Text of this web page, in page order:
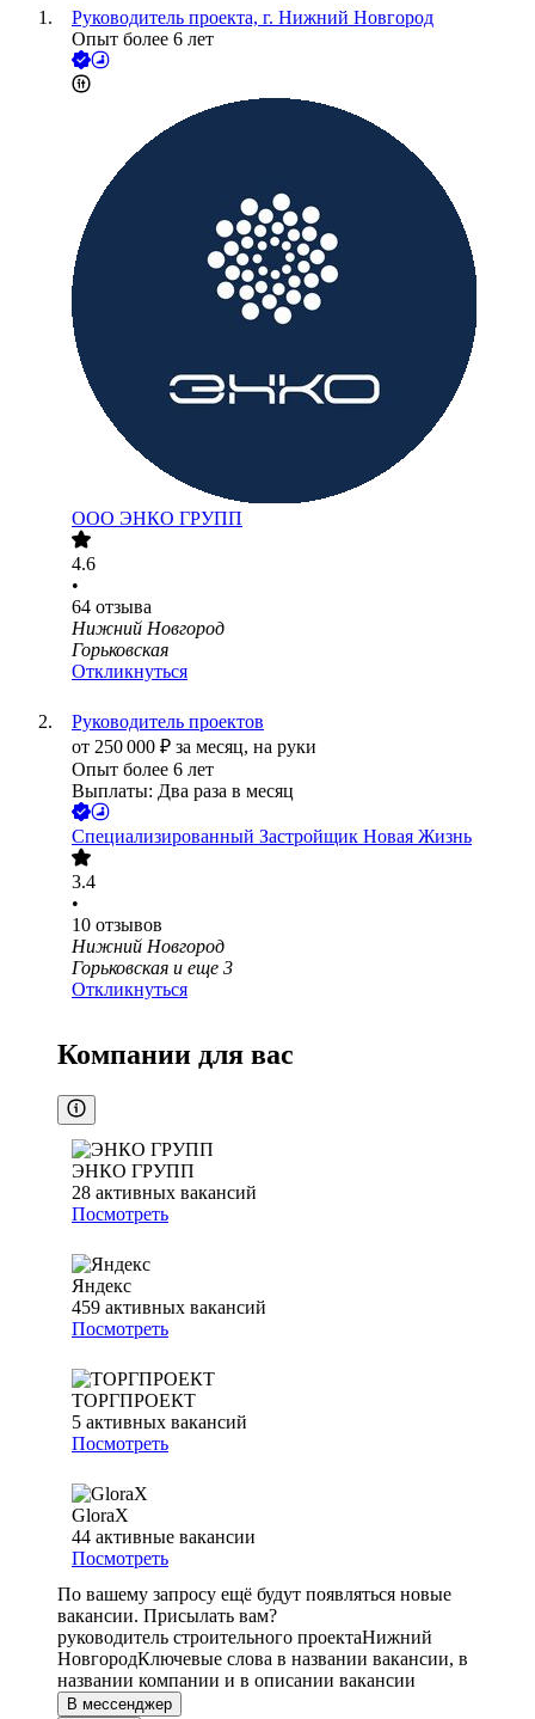
Руководитель проекта, г. Нижний Новгород
Опыт более 6 лет
ООО ЭНКО ГРУПП
4.6
•
64 отзыва
Нижний Новгород
Горьковская
Откликнуться
Руководитель проектов
от 250 000 ₽ за месяц, на руки
Опыт более 6 лет
Выплаты: Два раза в месяц
Специализированный Застройщик Новая Жизнь
3.4
•
10 отзывов
Нижний Новгород
Горьковская и еще 3
Откликнуться
Компании для вас
ЭНКО ГРУПП
28 активных вакансий
Посмотреть
Яндекс
459 активных вакансий
Посмотреть
ТОРГПРОЕКТ
5 активных вакансий
Посмотреть
GloraX
44 активные вакансии
Посмотреть
По вашему запросу ещё будут появляться новые
вакансии. Присылать вам?
руководитель строительного проектаНижний
НовгородКлючевые слова в названии вакансии, в
названии компании и в описании вакансии
В мессенджер